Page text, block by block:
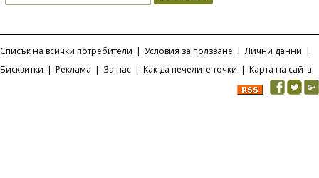
Списък на всички потребители | Условия за ползване | Лични данни |
Бисквитки | Реклама | За нас | Как да печелите точки | Карта на сайта